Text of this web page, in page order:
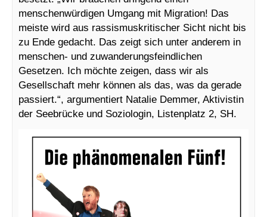
menschenwürdigen Umgang mit Migration! Das
meiste wird aus rassismuskritischer Sicht nicht bis
zu Ende gedacht. Das zeigt sich unter anderem in
menschen- und zuwanderungsfeindlichen
Gesetzen. Ich möchte zeigen, dass wir als
Gesellschaft mehr können als das, was da gerade
passiert.“, argumentiert Natalie Demmer, Aktivistin
der Seebrücke und Soziologin, Listenplatz 2, SH.